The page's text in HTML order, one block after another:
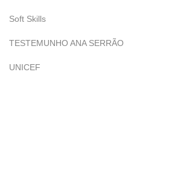
Soft Skills
TESTEMUNHO ANA SERRÃO
UNICEF